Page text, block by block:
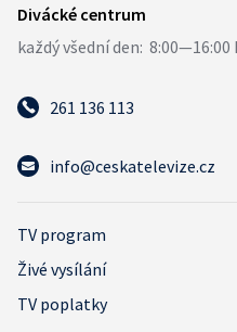
261 136 113
info@ceskatelevize.cz
TV program
Živé vysílání
TV poplatky